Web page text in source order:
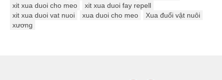
xit xua duoi cho meo
xit xua duoi fay repell
xit xua duoi vat nuoi
xua duoi cho meo
Xua đuổi vật nuôi
xương